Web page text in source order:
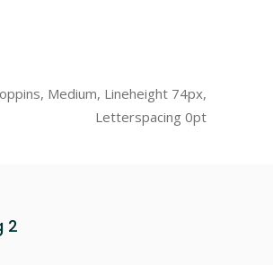
Medium, Lineheight 74px,
Letterspacing 0pt
2